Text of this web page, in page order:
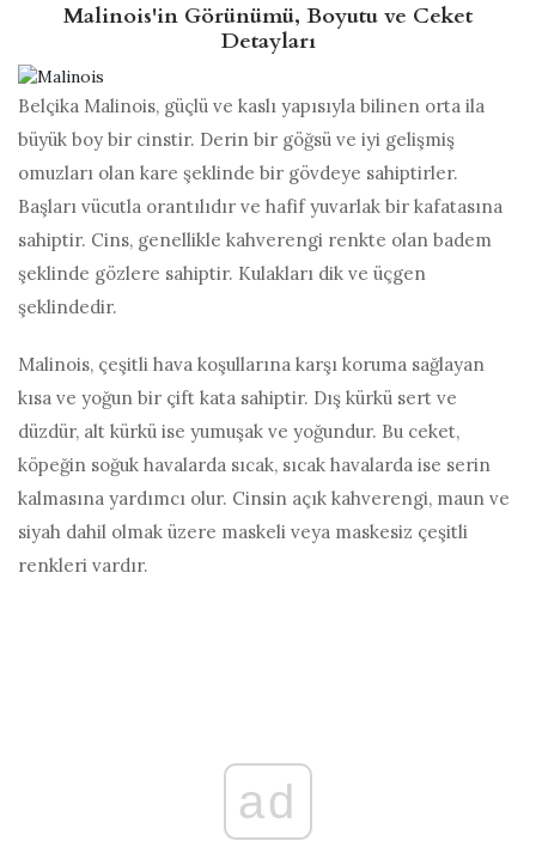
Malinois'in Görünümü, Boyutu ve Ceket
Detayları
Belçika Malinois, güçlü ve kaslı yapısıyla bilinen orta ila
büyük boy bir cinstir. Derin bir göğsü ve iyi gelişmiş
omuzları olan kare şeklinde bir gövdeye sahiptirler.
Başları vücutla orantılıdır ve hafif yuvarlak bir kafatasına
sahiptir. Cins, genellikle kahverengi renkte olan badem
şeklinde gözlere sahiptir. Kulakları dik ve üçgen
şeklindedir.
Malinois, çeşitli hava koşullarına karşı koruma sağlayan
kısa ve yoğun bir çift kata sahiptir. Dış kürkü sert ve
düzdür, alt kürkü ise yumuşak ve yoğundur. Bu ceket,
köpeğin soğuk havalarda sıcak, sıcak havalarda ise serin
kalmasına yardımcı olur. Cinsin açık kahverengi, maun ve
siyah dahil olmak üzere maskeli veya maskesiz çeşitli
renkleri vardır.
ad